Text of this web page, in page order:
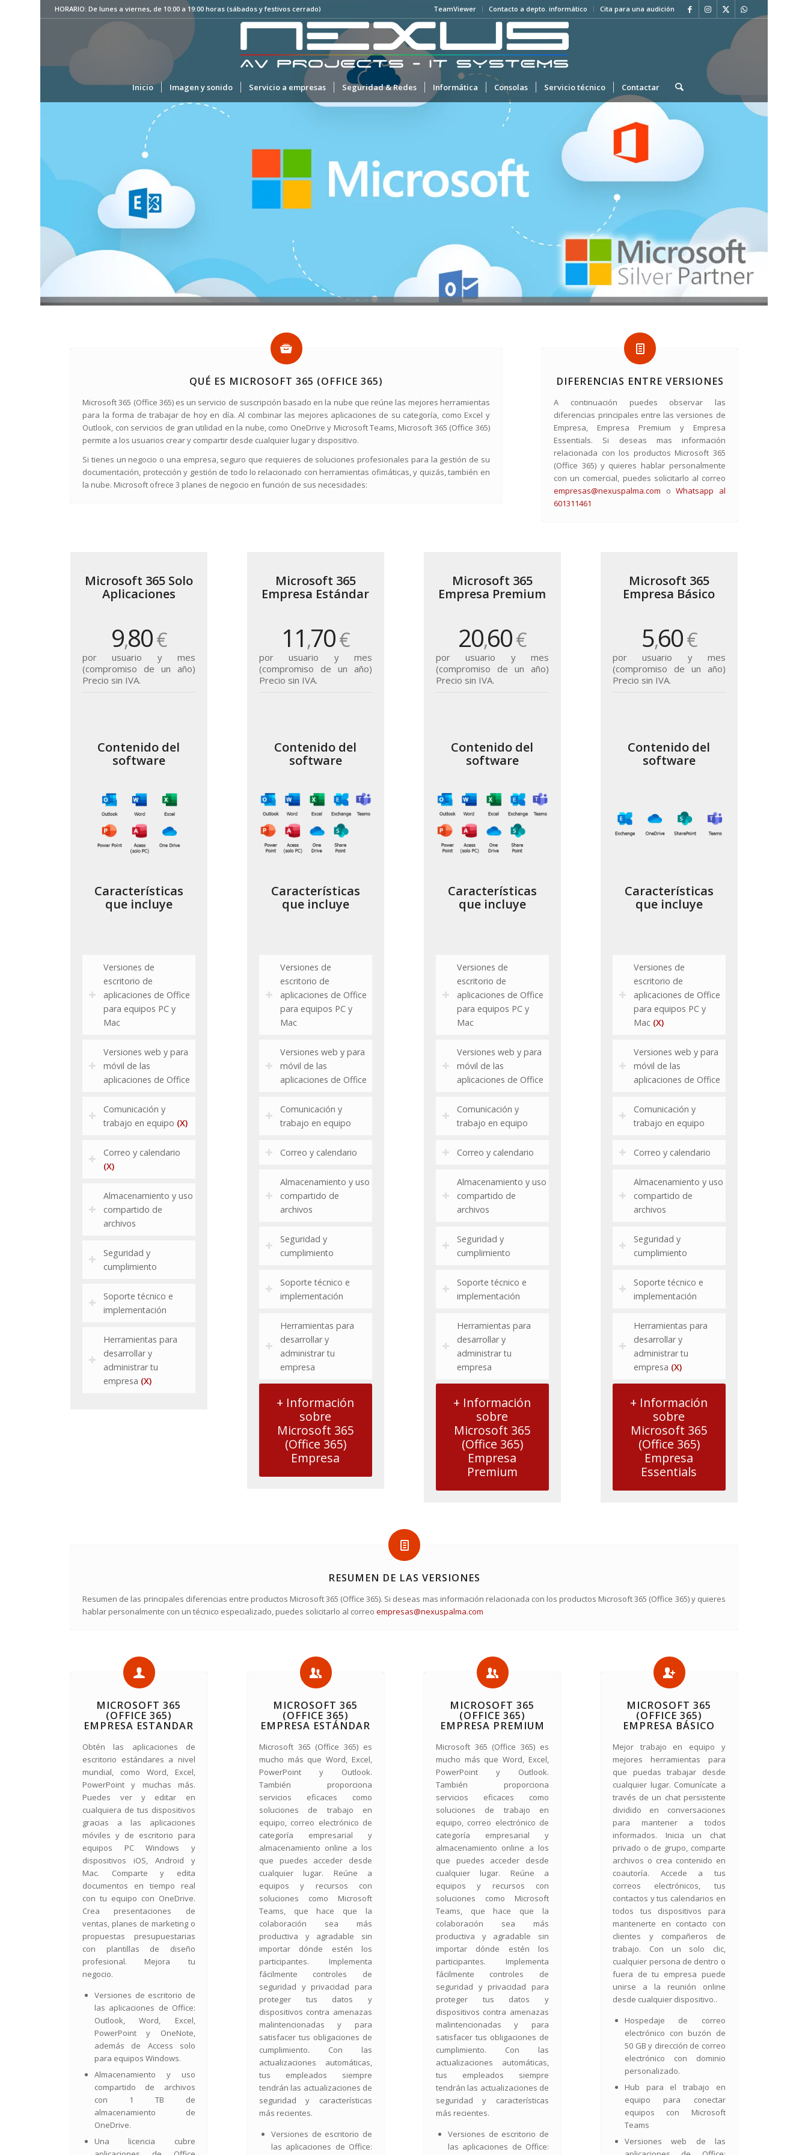
TeamViewer Contacto a depto. informático Cita para una audición
HORARIO: De lunes a viernes, de 10:00 a 19:00 horas (sábados y festivos cerrado)
Inicio Imagen y sonido Servicio a empresas Seguridad & Redes Informática Consolas Servicio técnico Contactar
QUÉ ES MICROSOFT 365 (OFFICE 365)
Microsoft 365 (Office 365) es un servicio de suscripción basado en la nube que reúne las mejores herramientas
para la forma de trabajar de hoy en día. Al combinar las mejores aplicaciones de su categoría, como Excel y
Outlook, con servicios de gran utilidad en la nube, como OneDrive y Microsoft Teams, Microsoft 365 (Office 365)
permite a los usuarios crear y compartir desde cualquier lugar y dispositivo.
Si tienes un negocio o una empresa, seguro que requieres de soluciones profesionales para la gestión de su
documentación, protección y gestión de todo lo relacionado con herramientas ofimáticas, y quizás, también en
la nube. Microsoft ofrece 3 planes de negocio en función de sus necesidades:
DIFERENCIAS ENTRE VERSIONES
A continuación puedes observar las
diferencias principales entre las versiones de
Empresa, Empresa Premium y Empresa
Essentials. Si deseas mas información
relacionada con los productos Microsoft 365
(Office 365) y quieres hablar personalmente
con un comercial, puedes solicitarlo al correo
empresas@nexuspalma.com oWhatsapp al
601311461
Microsoft 365 Solo
Aplicaciones
9,80€
por usuario y mes
(compromiso de un año)
Precio sin IVA.
Contenido del
software
Características
que incluye
Versiones de
escritorio de
aplicaciones de Office
para equipos PC y
Mac
Versiones web y para
móvil de las
aplicaciones de Office
Comunicación y
trabajo en equipo (X)
Correo y calendario
(X)
Almacenamiento y uso
compartido de
archivos
Seguridad y
cumplimiento
Soporte técnico e
implementación
Herramientas para
desarrollar y
administrar tu
empresa (X)
Microsoft 365
Empresa Estándar
11,70€
por usuario y mes
(compromiso de un año)
Precio sin IVA.
Contenido del
software
Características
que incluye
Versiones de
escritorio de
aplicaciones de Office
para equipos PC y
Mac
Versiones web y para
móvil de las
aplicaciones de Office
Comunicación y
trabajo en equipo
Correo y calendario
Almacenamiento y uso
compartido de
archivos
Seguridad y
cumplimiento
Soporte técnico e
implementación
Herramientas para
desarrollar y
administrar tu
empresa
+ Información
sobre
Microsoft 365
(Office 365)
Empresa
Microsoft 365
Empresa Premium
20,60€
por usuario y mes
(compromiso de un año)
Precio sin IVA.
Contenido del
software
Características
que incluye
Versiones de
escritorio de
aplicaciones de Office
para equipos PC y
Mac
Versiones web y para
móvil de las
aplicaciones de Office
Comunicación y
trabajo en equipo
Correo y calendario
Almacenamiento y uso
compartido de
archivos
Seguridad y
cumplimiento
Soporte técnico e
implementación
Herramientas para
desarrollar y
administrar tu
empresa
+ Información
sobre
Microsoft 365
(Office 365)
Empresa
Premium
Microsoft 365
Empresa Básico
5,60€
por usuario y mes
(compromiso de un año)
Precio sin IVA.
Contenido del
software
Características
que incluye
Versiones de
escritorio de
aplicaciones de Office
para equipos PC y
Mac (X)
Versiones web y para
móvil de las
aplicaciones de Office
Comunicación y
trabajo en equipo
Correo y calendario
Almacenamiento y uso
compartido de
archivos
Seguridad y
cumplimiento
Soporte técnico e
implementación
Herramientas para
desarrollar y
administrar tu
empresa (X)
+ Información
sobre
Microsoft 365
(Office 365)
Empresa
Essentials
RESUMEN DE LAS VERSIONES
Resumen de las principales diferencias entre productos Microsoft 365 (Office 365). Si deseas mas información relacionada con los productos Microsoft 365 (Office 365) y quieres
hablar personalmente con un técnico especializado, puedes solicitarlo al correoempresas@nexuspalma.com
MICROSOFT 365
(OFFICE 365)
EMPRESA ESTANDAR
Obtén las aplicaciones de
escritorio estándares a nivel
mundial, como Word, Excel,
PowerPoint y muchas más.
Puedes ver y editar en
cualquiera de tus dispositivos
gracias a las aplicaciones
móviles y de escritorio para
equipos PC Windows y
dispositivos iOS, Android y
Mac. Comparte y edita
documentos en tiempo real
con tu equipo con OneDrive.
Crea presentaciones de
ventas, planes de marketing o
propuestas presupuestarias
con plantillas de diseño
profesional. Mejora tu
negocio.
Versiones de escritorio de
las aplicaciones de Office:
Outlook, Word, Excel,
PowerPoint y OneNote,
además de Access solo
para equipos Windows.
Almacenamiento y uso
compartido de archivos
con 1 TB de
almacenamiento de
OneDrive.
Una licencia cubre
MICROSOFT 365
(OFFICE 365)
EMPRESA ESTÁNDAR
Microsoft 365 (Office 365) es
mucho más que Word, Excel,
PowerPoint y Outlook.
También proporciona
servicios eficaces como
soluciones de trabajo en
equipo, correo electrónico de
categoría empresarial y
almacenamiento online a los
que puedes acceder desde
cualquier lugar. Reúne a
equipos y recursos con
soluciones como Microsoft
Teams, que hace que la
colaboración sea más
productiva y agradable sin
importar dónde estén los
participantes. Implementa
fácilmente controles de
seguridad y privacidad para
proteger tus datos y
dispositivos contra amenazas
malintencionadas y para
satisfacer tus obligaciones de
cumplimiento. Con las
actualizaciones automáticas,
tus empleados siempre
tendrán las actualizaciones de
seguridad y características
más recientes.
Versiones de escritorio de
las aplicaciones de Office:
MICROSOFT 365
(OFFICE 365)
EMPRESA PREMIUM
Microsoft 365 (Office 365) es
mucho más que Word, Excel,
PowerPoint y Outlook.
También proporciona
servicios eficaces como
soluciones de trabajo en
equipo, correo electrónico de
categoría empresarial y
almacenamiento online a los
que puedes acceder desde
cualquier lugar. Reúne a
equipos y recursos con
soluciones como Microsoft
Teams, que hace que la
colaboración sea más
productiva y agradable sin
importar dónde estén los
participantes. Implementa
fácilmente controles de
seguridad y privacidad para
proteger tus datos y
dispositivos contra amenazas
malintencionadas y para
satisfacer tus obligaciones de
cumplimiento. Con las
actualizaciones automáticas,
tus empleados siempre
tendrán las actualizaciones de
seguridad y características
más recientes.
Versiones de escritorio de
las aplicaciones de Office:
MICROSOFT 365
(OFFICE 365)
EMPRESA BÁSICO
Mejor trabajo en equipo y
mejores herramientas para
que puedas trabajar desde
cualquier lugar. Comunícate a
través de un chat persistente
dividido en conversaciones
para mantener a todos
informados. Inicia un chat
privado o de grupo, comparte
archivos o crea contenido en
coautoría. Accede a tus
correos electrónicos, tus
contactos y tus calendarios en
todos tus dispositivos para
mantenerte en contacto con
clientes y compañeros de
trabajo. Con un solo clic,
cualquier persona de dentro o
fuera de tu empresa puede
unirse a la reunión online
desde cualquier dispositivo..
Hospedaje de correo
electrónico con buzón de
50 GB y dirección de correo
electrónico con dominio
personalizado.
Hub para el trabajo en
equipo para conectar
equipos con Microsoft
Teams
Versiones web de las